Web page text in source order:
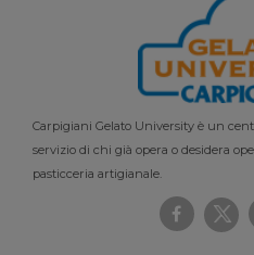
Carpigiani Gelato University è un
servizio di chi già opera o desidera
pasticceria artigianale.